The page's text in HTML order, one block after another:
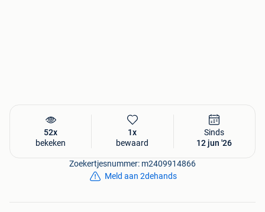
52x
bekeken
1x
bewaard
Sinds
12 jun '26
Zoekertjesnummer: m2409914866
Meld aan 2dehands